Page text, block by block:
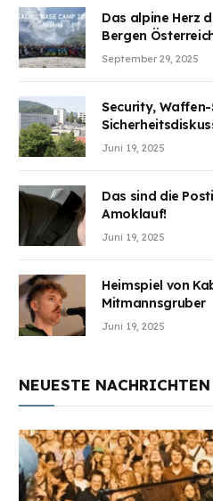
Das alpine Herz
Bergen
Wunden des
September 29, 2025
Security,
Juni 19, 2025
Das sind die
Amoklauf!
Juni 19, 2025
Heimspiel von
Mitmannsgruber
Juni 19, 2025
NEUESTE NACHRICHTEN